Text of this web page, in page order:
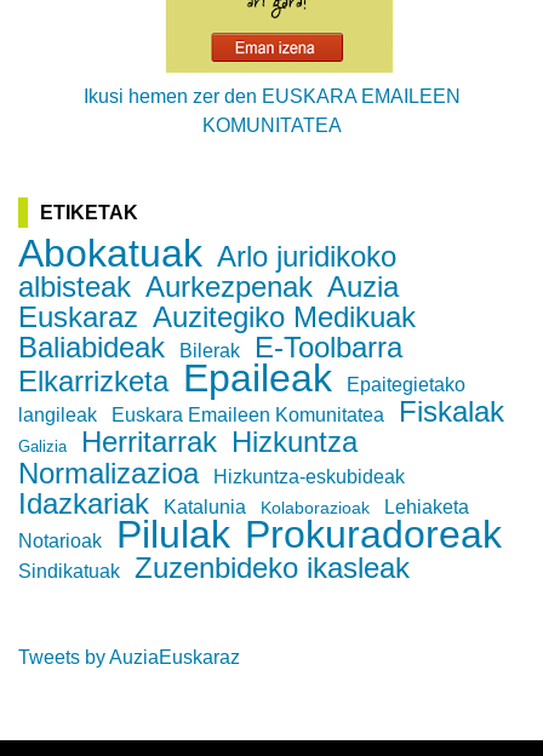
Ikusi hemen zer den EUSKARA EMAILEEN
KOMUNITATEA
ETIKETAK
Abokatuak Arlo juridikoko
albisteak Aurkezpenak Auzia
Euskaraz Auzitegiko Medikuak
Baliabideak
Bilerak
E-Toolbarra
Elkarrizketa Epaileak
Epaitegietako
langileak
Euskara Emaileen Komunitatea Fiskalak
Galizia Herritarrak Hizkuntza
Normalizazioa
Hizkuntza-eskubideak
Idazkariak Katalunia Kolaborazioak
Lehiaketa
Notarioak
Pilulak Prokuradoreak
Sindikatuak Zuzenbideko ikasleak
Tweets by AuziaEuskaraz